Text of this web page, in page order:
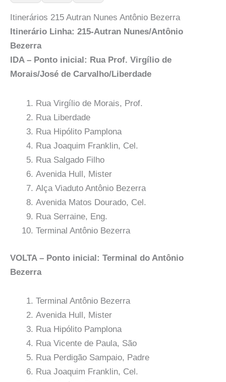
Itinerários 215 Autran Nunes Antônio Bezerra
Itinerário Linha: 215-Autran Nunes/Antônio
Bezerra
IDA – Ponto inicial: Rua Prof. Virgílio de
Morais/José de Carvalho/Liberdade
Rua Virgílio de Morais, Prof.
Rua Liberdade
Rua Hipólito Pamplona
Rua Joaquim Franklin, Cel.
Rua Salgado Filho
Avenida Hull, Mister
Alça Viaduto Antônio Bezerra
Avenida Matos Dourado, Cel.
Rua Serraine, Eng.
Terminal Antônio Bezerra
VOLTA – Ponto inicial: Terminal do Antônio
Bezerra
Terminal Antônio Bezerra
Avenida Hull, Mister
Rua Hipólito Pamplona
Rua Vicente de Paula, São
Rua Perdigão Sampaio, Padre
Rua Joaquim Franklin, Cel.